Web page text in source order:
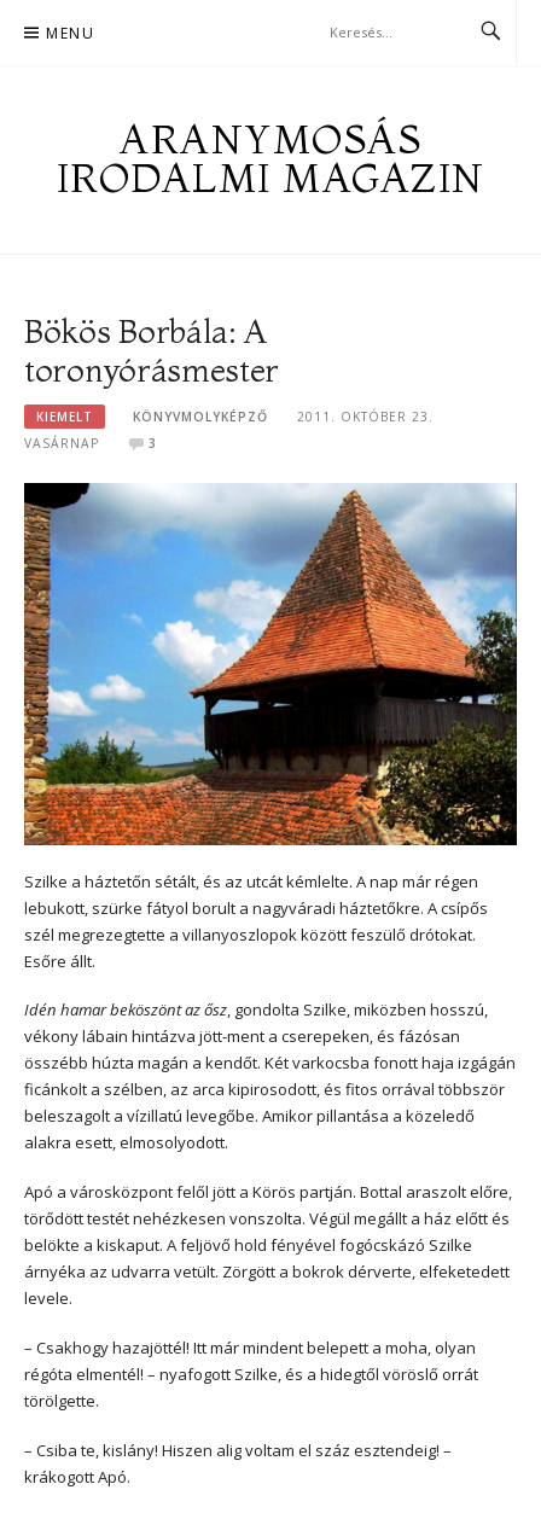
MENU
ARANYMOSÁS
IRODALMI MAGAZIN
Bökös Borbála: A
toronyórásmester
KIEMELT KÖNYVMOLYKÉPZŐ
2011. OKTÓBER 23.
VASÁRNAP
3
Szilke a háztetőn sétált, és az utcát kémlelte. A nap már régen
lebukott, szürke fátyol borult a nagyváradi háztetőkre. A csípős
szél megrezegtette a villanyoszlopok között feszülő drótokat.
Esőre állt.
Idén hamar beköszönt az ősz, gondolta Szilke, miközben hosszú,
vékony lábain hintázva jött-ment a cserepeken, és fázósan
összébb húzta magán a kendőt. Két varkocsba fonott haja izgágán
ficánkolt a szélben, az arca kipirosodott, és fitos orrával többször
beleszagolt a vízillatú levegőbe. Amikor pillantása a közeledő
alakra esett, elmosolyodott.
Apó a városközpont felől jött a Körös partján. Bottal araszolt előre,
törődött testét nehézkesen vonszolta. Végül megállt a ház előtt és
belökte a kiskaput. A feljövő hold fényével fogócskázó Szilke
árnyéka az udvarra vetült. Zörgött a bokrok dérverte, elfeketedett
levele.
– Csakhogy hazajöttél! Itt már mindent belepett a moha, olyan
régóta elmentél! – nyafogott Szilke, és a hidegtől vöröslő orrát
törölgette.
– Csiba te, kislány! Hiszen alig voltam el száz esztendeig! –
krákogott Apó.